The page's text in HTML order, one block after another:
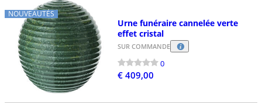
NOUVEAUTÉS
Urne funéraire cannelée verte
effet cristal
SUR COMMANDE
0
€ 409,00